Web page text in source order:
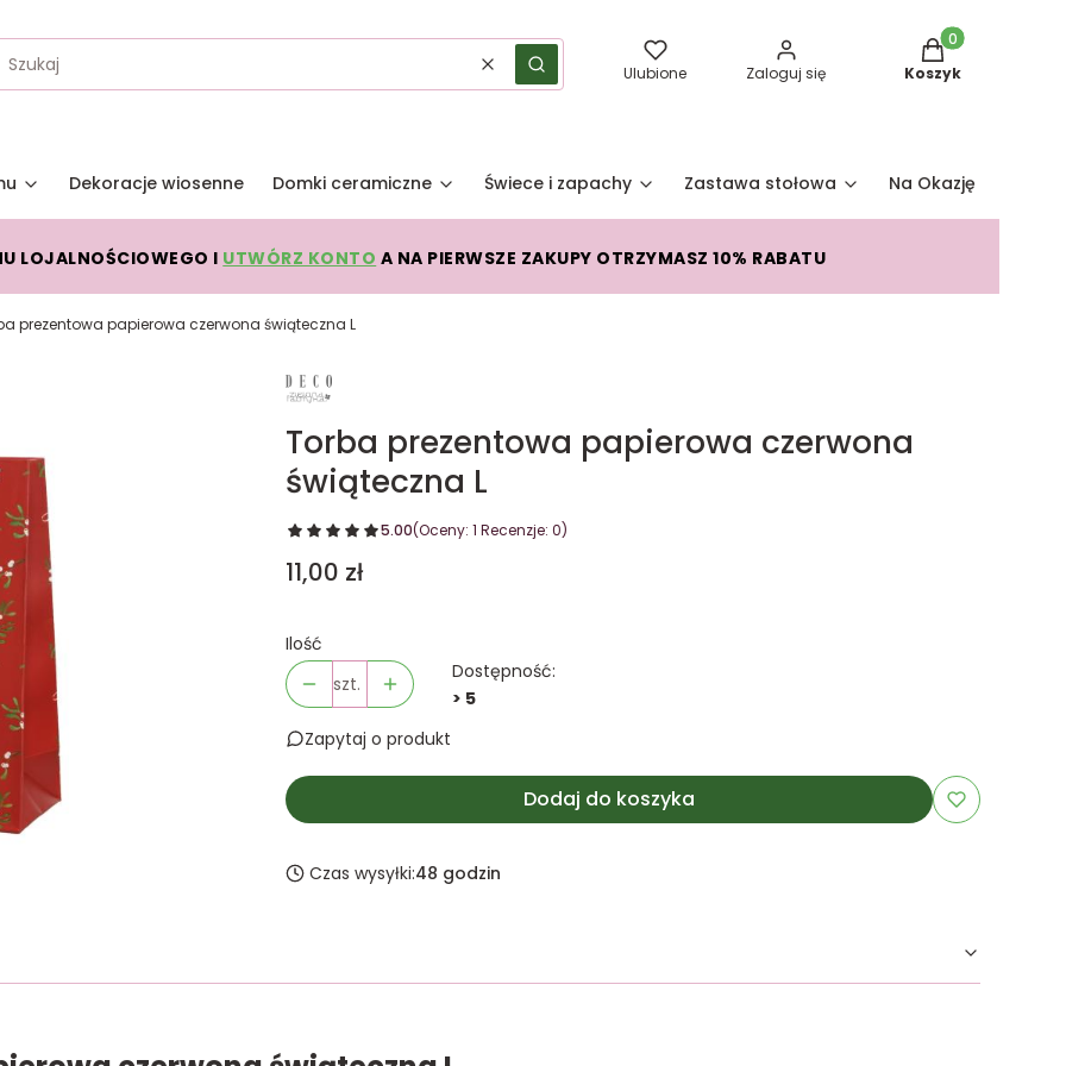
WyczyśćSzukaj Ulubione Zaloguj się
Produkty w
Koszyk
Dekoracje wiosenne Domki ceramiczne Świece i zapachy Zastawa stołowa Na Okazję
LOJALNOŚCIOWEGO I UTWÓRZ KONTO A NA PIERWSZE ZAKUPY OTRZYMASZ 10% RABATU
prezentowa papierowa czerwona świąteczna L
Torba prezentowa papierowa czerwona
świąteczna L
5.00(Oceny: 1 Recenzje: 0)
Cena
11,00 zł
Ilość
szt.
Dostępność:
> 5
Zapytaj o produkt
Dodaj do koszyka
Czas wysyłki:48 godzin